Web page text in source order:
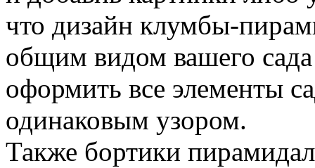
что дизайн клумбы-
общим видом вашего
оформить все элементы
одинаковым узором.
Также бортики